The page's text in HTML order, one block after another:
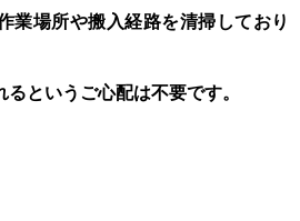
業場所や搬入経路を清掃しており
というご心配は不要です。